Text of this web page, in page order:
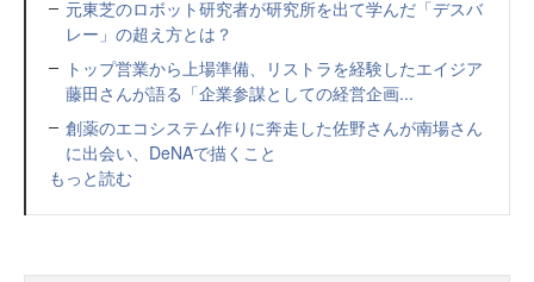
元東芝のロボット研究者が研究所を出て学んだ「デスバ
レー」の超え方とは？
トップ営業から上場準備、リストラを経験したエイジア
藤田さんが語る「企業参謀としての経営企画...
創薬のエコシステム作りに奔走した佐野さんが南場さん
に出会い、DeNAで描くこと
もっと読む